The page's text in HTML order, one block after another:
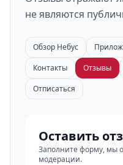
не являются
Обзор Небус
Контакты
Отзывы
Отписаться
Оставить
Заполните форму, мы
модерации.